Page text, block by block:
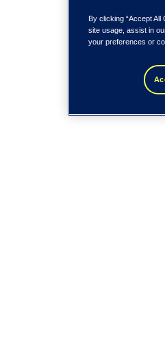
By clicking “Accept
site usage, assist in
your preferences or